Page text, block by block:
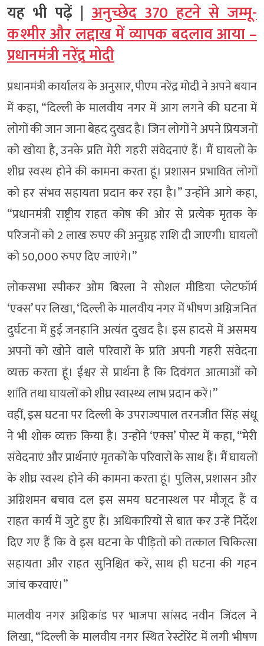
यह भी पढ़ें |अनुच्छेद 370 हटने से जम्मू-
कश्मीर और लद्दाख में व्यापक बदलाव आया –
प्रधानमंत्री नरेंद्र मोदी
प्रधानमंत्री कार्यालय के अनुसार, पीएम नरेंद्र मोदी ने अपने बयान
में कहा, “दिल्ली के मालवीय नगर में आग लगने की घटना में
लोगों की जान जाना बेहद दुखद है। जिन लोगों ने अपने प्रियजनों
को खोया है, उनके प्रति मेरी गहरी संवेदनाएं हैं। मैं घायलों के
शीघ्र स्वस्थ होने की कामना करता हूं। प्रशासन प्रभावित लोगों
को हर संभव सहायता प्रदान कर रहा है।” उन्होंने आगे कहा,
“प्रधानमंत्री राष्ट्रीय राहत कोष की ओर से प्रत्येक मृतक के
परिजनों को 2 लाख रुपए की अनुग्रह राशि दी जाएगी। घायलों
को 50,000 रुपए दिए जाएंगे।”
लोकसभा स्पीकर ओम बिरला ने सोशल मीडिया प्लेटफॉर्म
‘एक्स’ पर लिखा, ‘दिल्ली के मालवीय नगर में भीषण अग्निजनित
दुर्घटना में हुई जनहानि अत्यंत दुखद है। इस हादसे में असमय
अपनों को खोने वाले परिवारों के प्रति अपनी गहरी संवेदना
व्यक्त करता हूं। ईश्वर से प्रार्थना है कि दिवंगत आत्माओं को
शांति तथा घायलों को शीघ्र स्वास्थ्य लाभ प्रदान करें।”
वहीं, इस घटना पर दिल्ली के उपराज्यपाल तरनजीत सिंह संधू
ने भी शोक व्यक्त किया है। उन्होंने ‘एक्स’ पोस्ट में कहा, “मेरी
संवेदनाएं और प्रार्थनाएं मृतकों के परिवारों के साथ हैं। मैं घायलों
के शीघ्र स्वस्थ होने की कामना करता हूं। पुलिस, प्रशासन और
अग्निशमन बचाव दल इस समय घटनास्थल पर मौजूद हैं व
राहत कार्य में जुटे हुए हैं। अधिकारियों से बात कर उन्हें निर्देश
दिए गए हैं कि वे इस घटना के पीड़ितों को तत्काल चिकित्सा
सहायता और राहत सुनिश्चित करें, साथ ही घटना की गहन
जांच करवाएं।”
मालवीय नगर अग्निकांड पर भाजपा सांसद नवीन जिंदल ने
लिखा, “दिल्ली के मालवीय नगर स्थित रेस्टोरेंट में लगी भीषण